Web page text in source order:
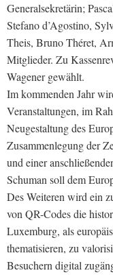
Generalsekretärin;
Stefano d’Agostino,
Theis, Bruno Théret,
Mitglieder. Zu
Wagener gewählt.
Im kommenden Jahr
Veranstaltungen, im
Neugestaltung des
Zusammenlegung der
und einer
Schuman soll dem
Des Weiteren wird ein
von QR-Codes die
Luxemburg, als
thematisieren, zu
Besuchern digital